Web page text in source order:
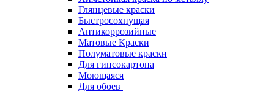
Глянцевые краски
Быстросохнущая
Антикоррозийные
Матовые Краски
Полуматовые краски
Для гипсокартона
Моющаяся
Для обоев